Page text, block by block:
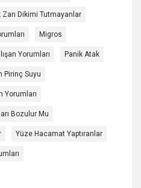
Zarı Dikimi Tutmayanlar
Migros
Yorumları Panik Atak
Pirinç Suyu
Yorumları
Bozulur Mu
Yüze Hacamat Yaptıranlar